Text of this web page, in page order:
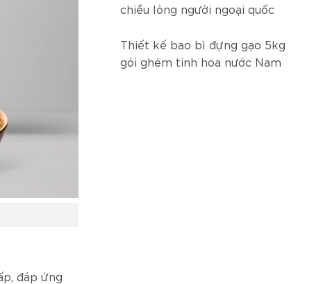
đáp ứng
chiều lòng người ngoại quốc
Thiết kế bao bì đựng gạo 5kg
gói ghém tinh hoa nước Nam